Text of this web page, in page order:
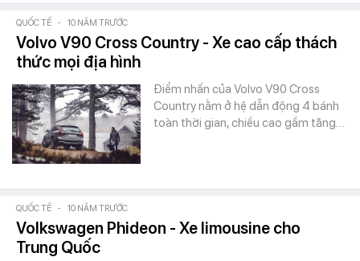
QUỐC TẾ - 10 NĂM TRƯỚC
Volvo V90 Cross Country - Xe cao cấp thách
thức mọi địa hình
Điểm nhấn của Volvo V90 Cross
Country nằm ở hệ dẫn động 4 bánh
toàn thời gian, chiều cao gầm tăng…
QUỐC TẾ - 10 NĂM TRƯỚC
Volkswagen Phideon - Xe limousine cho
Trung Quốc